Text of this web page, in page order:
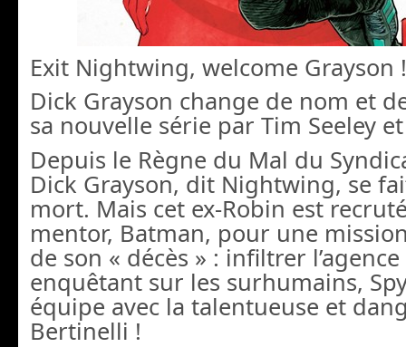
Exit Nightwing, welcome Grayson !
Dick Grayson change de nom et
sa nouvelle série par Tim Seeley
Depuis le Règne du Mal du
Dick Grayson, dit Nightwing, se
mort. Mais cet ex-Robin est
mentor, Batman, pour une
de son « décès » : infiltrer l’agence
enquêtant sur les surhumains,
équipe avec la talentueuse et
Bertinelli !